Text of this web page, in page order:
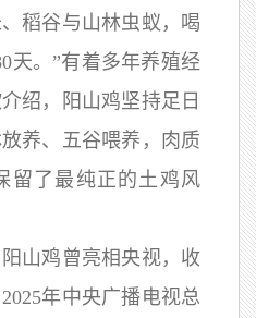
稻谷与山林虫蚁，喝
天。”有着多年养殖经
绍，阳山鸡坚持足日
养、五谷喂养，肉质
留了最纯正的土鸡风
鸡曾亮相央视，收
年中央广播电视总